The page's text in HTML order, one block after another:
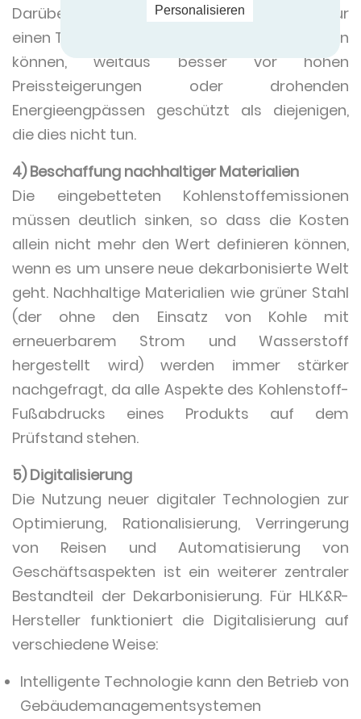
Darüber hinaus sind Hersteller, die auch nur
einen Teil ihres Energiebedarfs selbst erzeugen
können, weitaus besser vor hohen
Preissteigerungen oder drohenden
Energieengpässen geschützt als diejenigen,
die dies nicht tun.
4) Beschaffung nachhaltiger Materialien
Die eingebetteten Kohlenstoffemissionen
müssen deutlich sinken, so dass die Kosten
allein nicht mehr den Wert definieren können,
wenn es um unsere neue dekarbonisierte Welt
geht. Nachhaltige Materialien wie grüner Stahl
(der ohne den Einsatz von Kohle mit
erneuerbarem Strom und Wasserstoff
hergestellt wird) werden immer stärker
nachgefragt, da alle Aspekte des Kohlenstoff-
Fußabdrucks eines Produkts auf dem
Prüfstand stehen.
5) Digitalisierung
Die Nutzung neuer digitaler Technologien zur
Optimierung, Rationalisierung, Verringerung
von Reisen und Automatisierung von
Geschäftsaspekten ist ein weiterer zentraler
Bestandteil der Dekarbonisierung. Für HLK&R-
Hersteller funktioniert die Digitalisierung auf
verschiedene Weise:
Intelligente Technologie kann den Betrieb von
Gebäudemanagementsystemen
Personalisieren